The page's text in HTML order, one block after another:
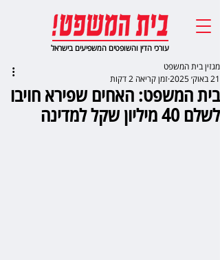
עורכי הדין והשופטים המשפיעים בישראל
בית המשפט: האחים שפירא חויבו
לשלם 40 מיליון שקל למדינה
מגזין בית המשפט
21 באוק׳ 2025
זמן קריאה 2 דקות